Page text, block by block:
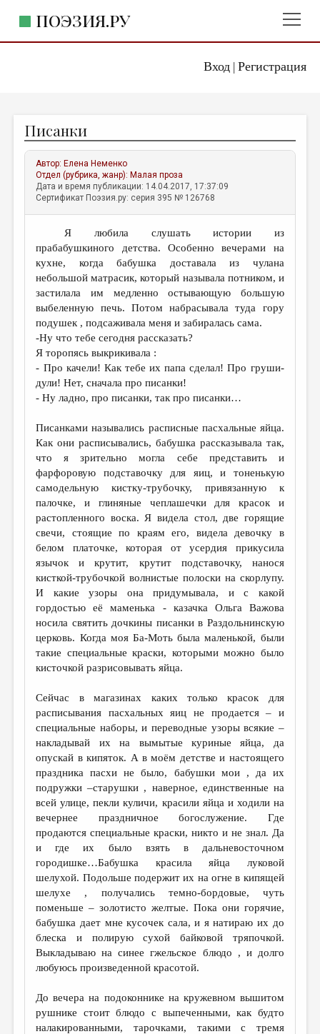
Вход| Регистрация
ПОЭЗИЯ.РУ
ЖАНРЫ
АВТОРЫ
КОММЕНТАРИИ
ЛИТСАЛОН
ПРАВИЛА САЙТА
ОТДЕЛЫ И РУБРИКИ
ИЗБРАННОЕ
ДАЙДЖЕСТ
ПРОИЗВЕДЕНИЯ
ПЕРЕВОДЫ
ДЕТСКАЯ КОМНАТА
КНИЖНАЯ ПОЛКА
ОБЗОР ЛИТЕРАТУРЫ
СТРАНИЦЫ ПАМЯТИ
ОБЪЯВЛЕНИЯ
КОЛОНКА РЕДАКТОРА
РЕДКОЛЛЕГИЯ
ОТ РЕДАКЦИИ
МАЛАЯ ПРОЗА
ЭССЕИСТИКА
ЛИТЕРАТУРОВЕДЕНИЕ
КУЛЬТУРОВЕДЕНИЕ
ПУБЛИЦИСТИКА
РЕЦЕНЗИРОВАНИЕ
ЦИКЛЫ ПУБЛИКАЦИЙ
ТРЕДИАКОВСКИЙ
МЕДИА
ВКОНТАКТЕ
Писанки
Автор: Елена Неменко
Отдел (рубрика, жанр): Малая проза
Дата и время публикации: 14.04.2017, 17:37:09
Сертификат Поэзия.ру: серия 395 № 126768
Я любила слушать истории из
прабабушкиного детства. Особенно вечерами на
кухне, когда бабушка доставала из чулана
небольшой матрасик, который называла потником, и
застилала им медленно остывающую большую
выбеленную печь. Потом набрасывала туда гору
подушек , подсаживала меня и забиралась сама.
-Ну что тебе сегодня рассказать?
Я торопясь выкрикивала :
- Про качели! Как тебе их папа сделал! Про груши-
дули! Нет, сначала про писанки!
- Ну ладно, про писанки, так про писанки…
Писанками назывались расписные пасхальные яйца.
Как они расписывались, бабушка рассказывала так,
что я зрительно могла себе представить и
фарфоровую подставочку для яиц, и тоненькую
самодельную кистку-трубочку, привязанную к
палочке, и глиняные чеплашечки для красок и
растопленного воска. Я видела стол, две горящие
свечи, стоящие по краям его, видела девочку в
белом платочке, которая от усердия прикусила
язычок и крутит, крутит подставочку, нанося
кисткой-трубочкой волнистые полоски на скорлупу.
И какие узоры она придумывала, и с какой
гордостью её маменька - казачка Ольга Важова
носила святить дочкины писанки в Раздольнинскую
церковь. Когда моя Ба-Моть была маленькой, были
такие специальные краски, которыми можно было
кисточкой разрисовывать яйца.
Сейчас в магазинах каких только красок для
расписывания пасхальных яиц не продается – и
специальные наборы, и переводные узоры всякие –
накладывай их на вымытые куриные яйца, да
опускай в кипяток. А в моём детстве и настоящего
праздника пасхи не было, бабушки мои , да их
подружки –старушки , наверное, единственные на
всей улице, пекли куличи, красили яйца и ходили на
вечернее праздничное богослужение. Где
продаются специальные краски, никто и не знал. Да
и где их было взять в дальневосточном
городишке…Бабушка красила яйца луковой
шелухой. Подольше подержит их на огне в кипящей
шелухе , получались темно-бордовые, чуть
поменьше – золотисто желтые. Пока они горячие,
бабушка дает мне кусочек сала, и я натираю их до
блеска и полирую сухой байковой тряпочкой.
Выкладываю на синее гжельское блюдо , и долго
любуюсь произведенной красотой.
До вечера на подоконнике на кружевном вышитом
рушнике стоит блюдо с выпеченными, как будто
налакированными, тарочками, такими с тремя